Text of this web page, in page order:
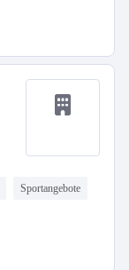
Sportangebote